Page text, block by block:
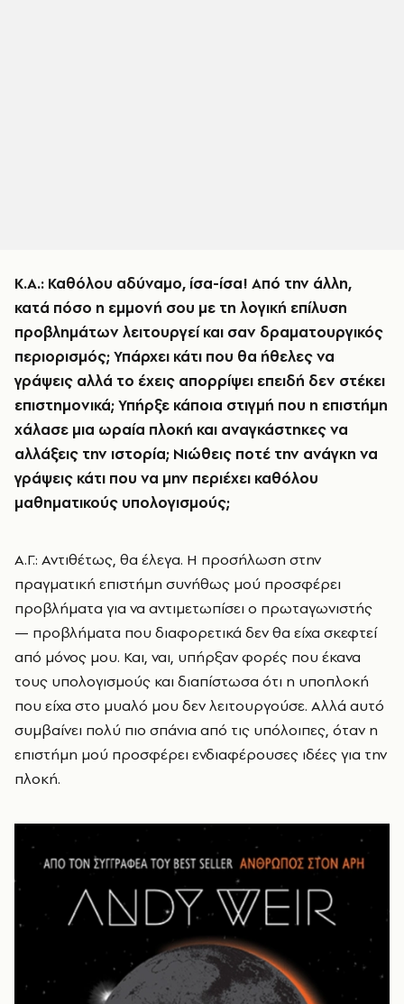
Κ.Α.: Καθόλου αδύναμο, ίσα-ίσα! Από την άλλη,
κατά πόσο η εμμονή σου με τη λογική επίλυση
προβλημάτων λειτουργεί και σαν δραματουργικός
περιορισμός; Υπάρχει κάτι που θα ήθελες να
γράψεις αλλά το έχεις απορρίψει επειδή δεν στέκει
επιστημονικά; Υπήρξε κάποια στιγμή που η επιστήμη
χάλασε μια ωραία πλοκή και αναγκάστηκες να
αλλάξεις την ιστορία; Νιώθεις ποτέ την ανάγκη να
γράψεις κάτι που να μην περιέχει καθόλου
μαθηματικούς υπολογισμούς;
Α.Γ.: Αντιθέτως, θα έλεγα. Η προσήλωση στην
πραγματική επιστήμη συνήθως μού προσφέρει
προβλήματα για να αντιμετωπίσει ο πρωταγωνιστής
— προβλήματα που διαφορετικά δεν θα είχα σκεφτεί
από μόνος μου. Και, ναι, υπήρξαν φορές που έκανα
τους υπολογισμούς και διαπίστωσα ότι η υποπλοκή
που είχα στο μυαλό μου δεν λειτουργούσε. Αλλά αυτό
συμβαίνει πολύ πιο σπάνια από τις υπόλοιπες, όταν η
επιστήμη μού προσφέρει ενδιαφέρουσες ιδέες για την
πλοκή.